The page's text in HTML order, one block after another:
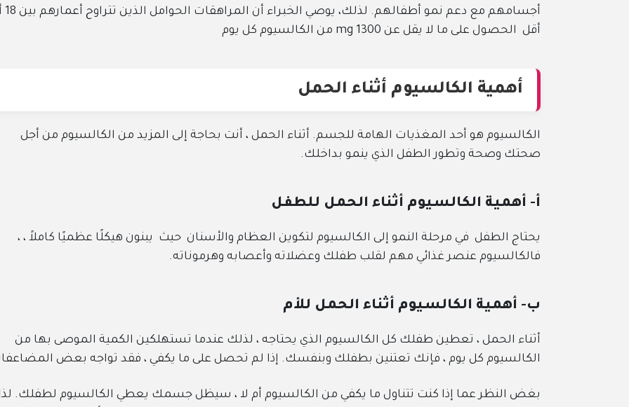
أجسامهم
أقل الحصول على ما لا يقل عن 1300 mg من الكالسيوم كل يوم
أهمية الكالسيوم أثناء الحمل
الكالسيوم هو أحد المغذيات الهامة للجسم. أثناء الحمل ، أنت بحاجة إلى المزيد من الكالسيوم من أجل
صحتك وصحة وتطور الطفل الذي ينمو بداخلك.
أ- أهمية الكالسيوم أثناء الحمل للطفل
يحتاج الطفل في مرحلة النمو إلى الكالسيوم لتكوين العظام والأسنان حيث يبنون هيكلًا عظميًا كاملاً ، ،
فالكالسيوم عنصر غذائي مهم لقلب طفلك وعضلاته وأعصابه وهرموناته.
ب- أهمية الكالسيوم أثناء الحمل للأم
أثناء الحمل ، تعطين طفلك كل الكالسيوم الذي يحتاجه ، لذلك عندما تستهلكين الكمية الموصى بها من
الكالسيوم كل يوم ، فإنك تعتنين بطفلك وبنفسك. إذا لم تحصل على ما يكفي ، فقد تواجه بعض
بغض النظر عما إذا كنت تتناول ما يكفي من الكالسيوم أم لا ، سيظل جسمك يعطي الكالسيوم لطفلك.